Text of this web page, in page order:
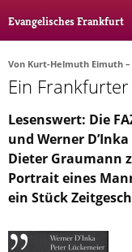
Evangelisches Frankfurt
Rubrik Ausgabe
Bücher & Filme
Ethik
Gott & Glauben
Kultur
Von Kurt-Helmuth Eimuth
Ein
Lesenswert: Die
und Werner
Dieter Graumann
Portrait eines
ein Stück